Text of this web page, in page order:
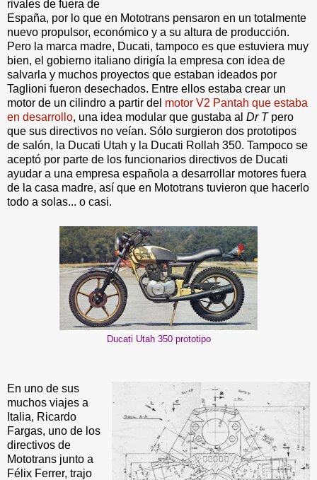
rivales de fuera de
España, por lo que en Mototrans pensaron en un totalmente
nuevo propulsor, económico y a su altura de producción.
Pero la marca madre, Ducati, tampoco es que estuviera muy
bien, el gobierno italiano dirigía la empresa con idea de
salvarla y muchos proyectos que estaban ideados por
Taglioni fueron desechados. Entre ellos estaba crear un
motor de un cilindro a partir del motor V2 Pantah que estaba
en desarrollo, una idea modular que gustaba al Dr Tpero
que sus directivos no veían. Sólo surgieron dos prototipos
de salón, la Ducati Utah y la Ducati Rollah 350. Tampoco se
aceptó por parte de los funcionarios directivos de Ducati
ayudar a una empresa española a desarrollar motores fuera
de la casa madre, así que en Mototrans tuvieron que hacerlo
todo a solas... o casi.
Ducati Utah 350 prototipo
En uno de sus
muchos viajes a
Italia, Ricardo
Fargas, uno de los
directivos de
Mototrans junto a
Félix Ferrer, trajo